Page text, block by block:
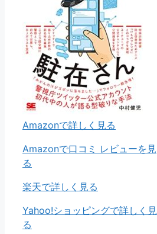
Amazonで詳しく見る
Amazonで口コミ レビューを見
る
楽天で詳しく見る
Yahoo!ショッピングで詳しく見
る